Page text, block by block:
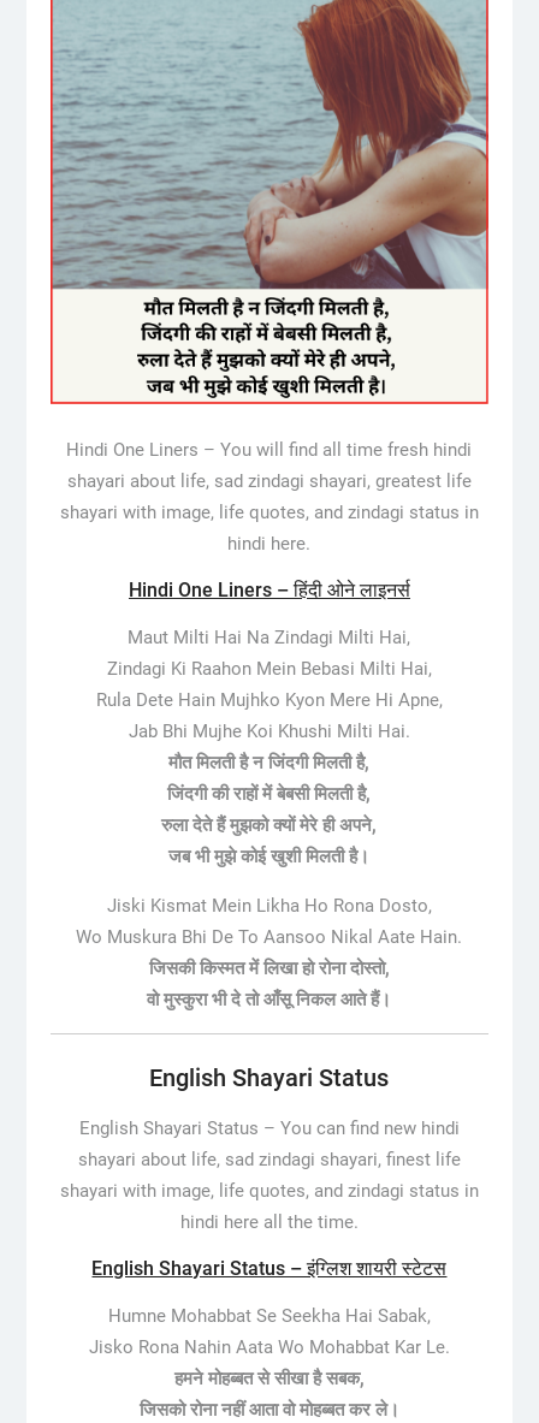
Hindi One Liners – You will find all time fresh hindi
shayari about life, sad zindagi shayari, greatest life
shayari with image, life quotes, and zindagi status in
hindi here.
Hindi One Liners – हिंदी ओने लाइनर्स
Maut Milti Hai Na Zindagi Milti Hai,
Zindagi Ki Raahon Mein Bebasi Milti Hai,
Rula Dete Hain Mujhko Kyon Mere Hi Apne,
Jab Bhi Mujhe Koi Khushi Milti Hai.
मौत मिलती है न जिंदगी मिलती है,
जिंदगी की राहों में बेबसी मिलती है,
रुला देते हैं मुझको क्यों मेरे ही अपने,
जब भी मुझे कोई खुशी मिलती है।
Jiski Kismat Mein Likha Ho Rona Dosto,
Wo Muskura Bhi De To Aansoo Nikal Aate Hain.
जिसकी किस्मत में लिखा हो रोना दोस्तो,
वो मुस्कुरा भी दे तो आँसू निकल आते हैं।
English Shayari Status
English Shayari Status – You can find new hindi
shayari about life, sad zindagi shayari, finest life
shayari with image, life quotes, and zindagi status in
hindi here all the time.
English Shayari Status – इंग्लिश शायरी स्टेटस
Humne Mohabbat Se Seekha Hai Sabak,
Jisko Rona Nahin Aata Wo Mohabbat Kar Le.
हमने मोहब्बत से सीखा है सबक,
जिसको रोना नहीं आता वो मोहब्बत कर ले।